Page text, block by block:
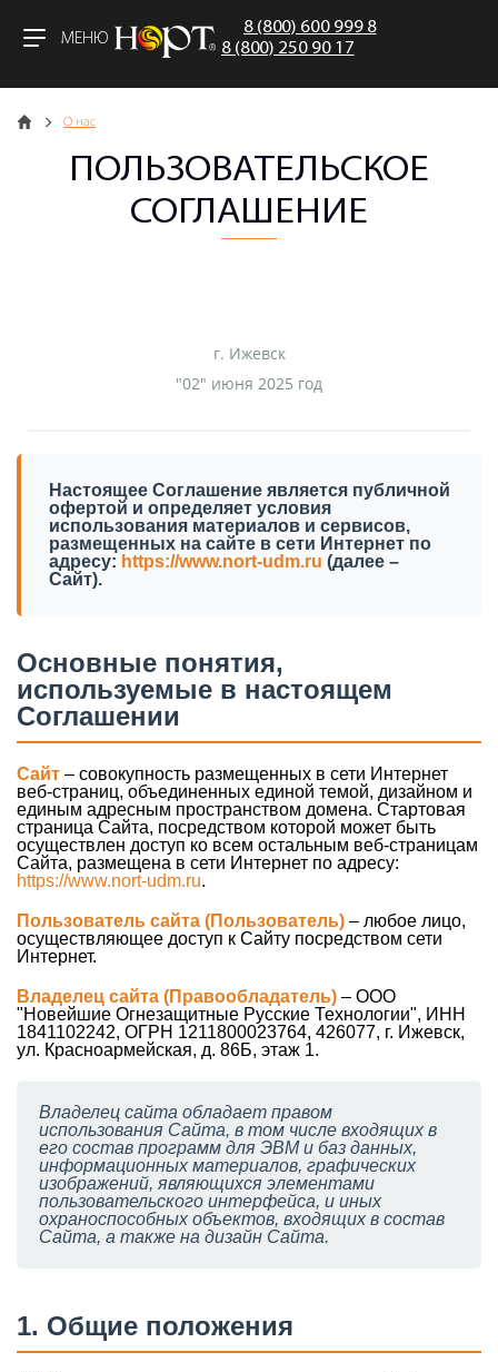
МЕНЮ
8 (800) 600 999 8
8 (800) 250 90 17
Главная О нас
ПОЛЬЗОВАТЕЛЬСКОЕ
СОГЛАШЕНИЕ
г. Ижевск
"02" июня 2025 год
Настоящее Соглашение является публичной
офертой и определяет условия
использования материалов и сервисов,
размещенных на сайте в сети Интернет по
адресу: https://www.nort-udm.ru (далее –
Сайт).
Основные понятия,
используемые в настоящем
Соглашении
Сайт – совокупность размещенных в сети Интернет
веб-страниц, объединенных единой темой, дизайном и
единым адресным пространством домена. Стартовая
страница Сайта, посредством которой может быть
осуществлен доступ ко всем остальным веб-страницам
Сайта, размещена в сети Интернет по адресу:
https://www.nort-udm.ru.
Пользователь сайта (Пользователь) – любое лицо,
осуществляющее доступ к Сайту посредством сети
Интернет.
Владелец сайта (Правообладатель) – ООО
"Новейшие Огнезащитные Русские Технологии", ИНН
1841102242, ОГРН 1211800023764, 426077, г. Ижевск,
ул. Красноармейская, д. 86Б, этаж 1.
Владелец сайта обладает правом
использования Сайта, в том числе входящих в
его состав программ для ЭВМ и баз данных,
информационных материалов, графических
изображений, являющихся элементами
пользовательского интерфейса, и иных
охраноспособных объектов, входящих в состав
Сайта, а также на дизайн Сайта.
1. Общие положения